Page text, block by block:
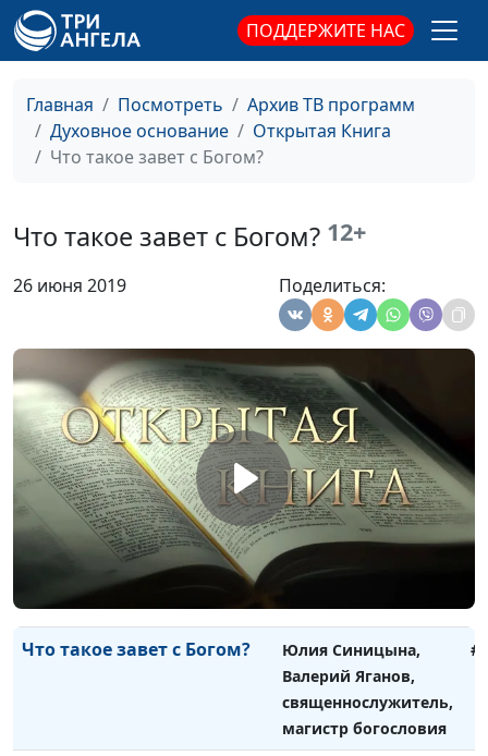
ПОДДЕРЖИТЕ НАС
Главная Посмотреть
Архив ТВ программ
Духовное основание
Открытая Книга
Что такое завет с Богом?
Что такое завет с Богом? 12+
26 июня 2019 Поделиться:
Причины болезней и
источник исцеления
Юлия Синицына,
Валерий Яганов,
магистр богословия
Страдания – признак
магистр богословия
Как встретить Бога?
Юлия Синицына,
Валерий Яганов,
священнослужитель,
Пост: внутреннее смирение
или голодовка?
Юлия Синицына,
Валерий Яганов,
священнослужитель,
магистр богословия
Соль земли: настоящее
христианство
Юлия Синицына,
Валерий Яганов,
священнослужитель,
магистр богословия
Что такое завет с Богом?
Юлия Синицына,
Валерий Яганов,
священнослужитель,
магистр богословия